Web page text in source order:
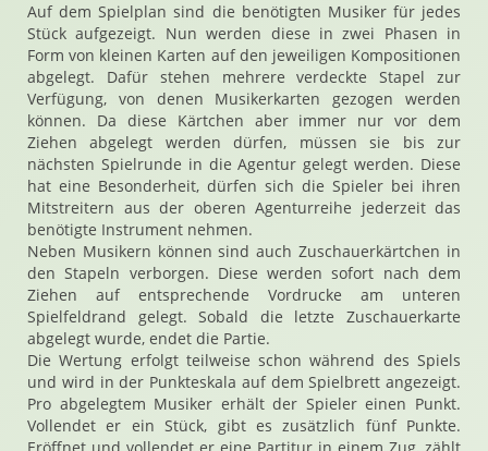
Auf dem Spielplan sind die benötigten Musiker für jedes
Stück aufgezeigt. Nun werden diese in zwei Phasen in
Form von kleinen Karten auf den jeweiligen Kompositionen
abgelegt. Dafür stehen mehrere verdeckte Stapel zur
Verfügung, von denen Musikerkarten gezogen werden
können. Da diese Kärtchen aber immer nur vor dem
Ziehen abgelegt werden dürfen, müssen sie bis zur
nächsten Spielrunde in die Agentur gelegt werden. Diese
hat eine Besonderheit, dürfen sich die Spieler bei ihren
Mitstreitern aus der oberen Agenturreihe jederzeit das
benötigte Instrument nehmen.
Neben Musikern können sind auch Zuschauerkärtchen in
den Stapeln verborgen. Diese werden sofort nach dem
Ziehen auf entsprechende Vordrucke am unteren
Spielfeldrand gelegt. Sobald die letzte Zuschauerkarte
abgelegt wurde, endet die Partie.
Die Wertung erfolgt teilweise schon während des Spiels
und wird in der Punkteskala auf dem Spielbrett angezeigt.
Pro abgelegtem Musiker erhält der Spieler einen Punkt.
Vollendet er ein Stück, gibt es zusätzlich fünf Punkte.